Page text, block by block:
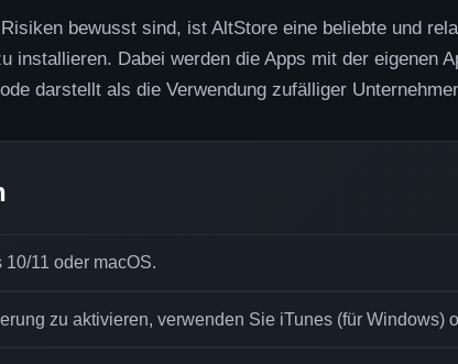
bewusst sind, ist AltStore eine beliebte und
installieren. Dabei werden die Apps mit der eigenen
darstellt als die Verwendung zufälliger
10/11 oder macOS.
zu aktivieren, verwenden Sie iTunes (für Windows)